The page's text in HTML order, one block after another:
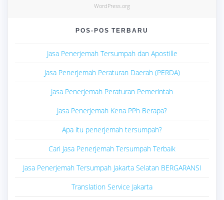
WordPress.org
POS-POS TERBARU
Jasa Penerjemah Tersumpah dan Apostille
Jasa Penerjemah Peraturan Daerah (PERDA)
Jasa Penerjemah Peraturan Pemerintah
Jasa Penerjemah Kena PPh Berapa?
Apa itu penerjemah tersumpah?
Cari Jasa Penerjemah Tersumpah Terbaik
Jasa Penerjemah Tersumpah Jakarta Selatan BERGARANSI
Translation Service Jakarta